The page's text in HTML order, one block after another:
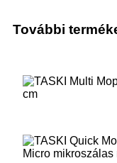
További